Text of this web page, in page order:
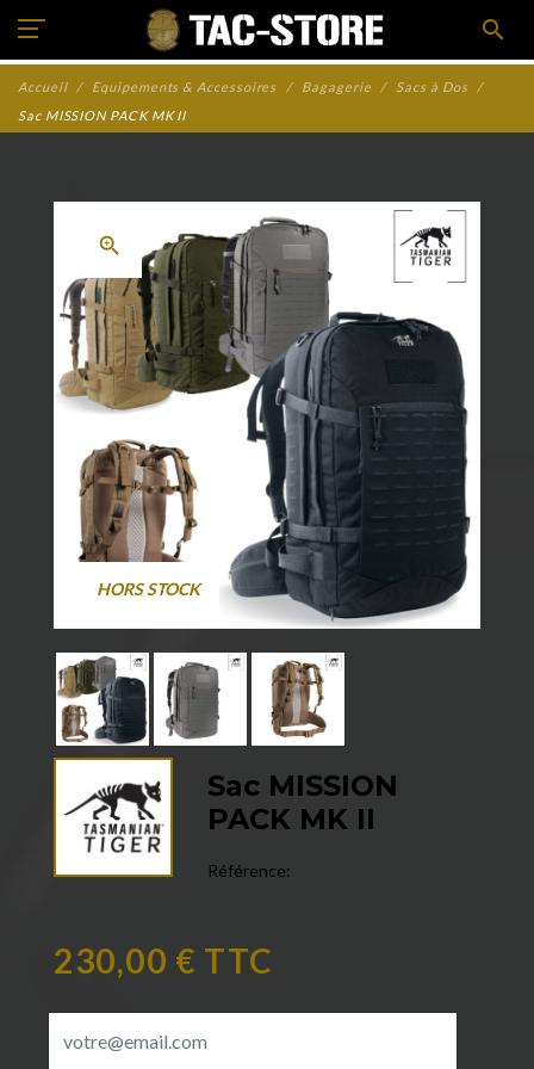
search
Accueil Equipements & Accessoires Bagagerie
Sacs à Dos
Sac MISSION PACK MK II
zoom_in
HORS STOCK
Sac MISSION
PACK MK II
Référence:
230,00 € TTC